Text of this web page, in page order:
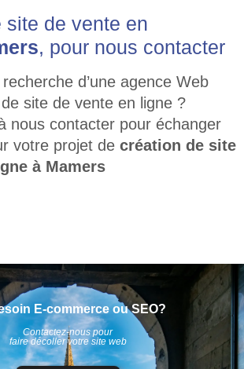
site de vente en
, pour nous contacter
d’une agence Web
site de vente en ligne ?
nous contacter pour échanger
votre projet de création de site
à Mamers
E-commerce ou SEO?
Contactez-nous pour
faire décoller votre site web